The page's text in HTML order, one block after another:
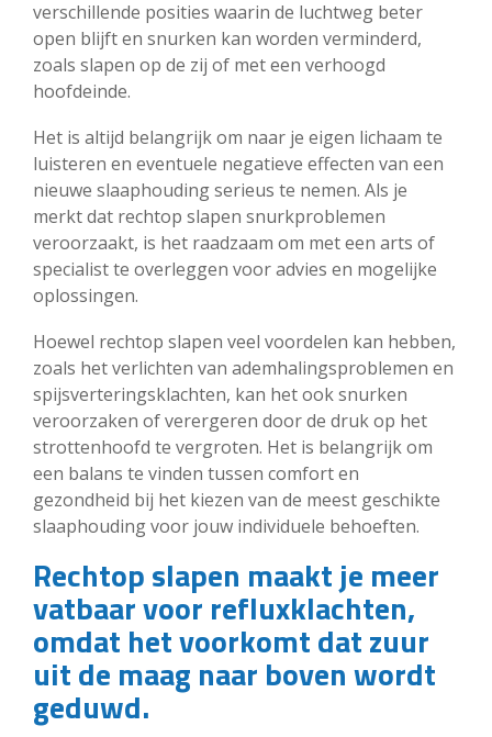
verschillende posities waarin de luchtweg beter
open blijft en snurken kan worden verminderd,
zoals slapen op de zij of met een verhoogd
hoofdeinde.
Het is altijd belangrijk om naar je eigen lichaam te
luisteren en eventuele negatieve effecten van een
nieuwe slaaphouding serieus te nemen. Als je
merkt dat rechtop slapen snurkproblemen
veroorzaakt, is het raadzaam om met een arts of
specialist te overleggen voor advies en mogelijke
oplossingen.
Hoewel rechtop slapen veel voordelen kan hebben,
zoals het verlichten van ademhalingsproblemen en
spijsverteringsklachten, kan het ook snurken
veroorzaken of verergeren door de druk op het
strottenhoofd te vergroten. Het is belangrijk om
een balans te vinden tussen comfort en
gezondheid bij het kiezen van de meest geschikte
slaaphouding voor jouw individuele behoeften.
Rechtop slapen maakt je meer
vatbaar voor refluxklachten,
omdat het voorkomt dat zuur
uit de maag naar boven wordt
geduwd.